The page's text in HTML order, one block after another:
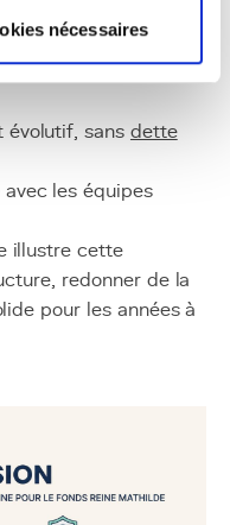
nécessaires
par étapes.
adaptée, pas la
évolutif, sans dette
les équipes
illustre cette
redonner de la
pour les années à